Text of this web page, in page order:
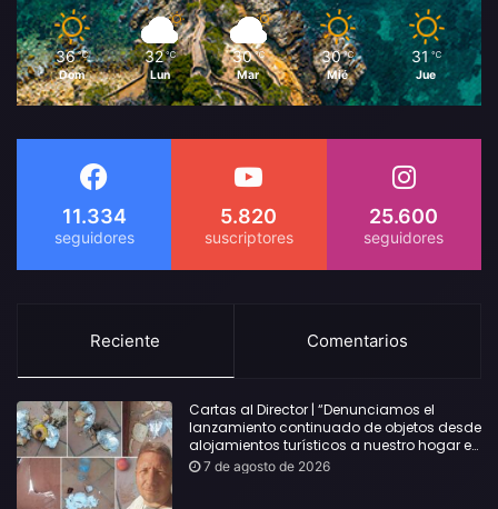
36 ℃
Dom
32 ℃
Lun
30 ℃
Mar
30 ℃
Mié
31 ℃
Jue
11.334 5.820 25.600
Reciente Comentarios
Cartas al Director | “Denunciamos el
lanzamiento continuado de objetos desde
alojamientos turísticos a nuestro hogar en
Lloret: Podría haber causado una
7 de agosto de 2026